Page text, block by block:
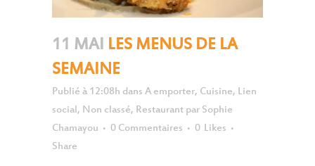
11 MAI LES MENUS DE LA
SEMAINE
Publié à 12:08h dans A emporter, Cuisine, Lien
social, Non classé, Restaurant par Sophie
Chamayou
0 Commentaires 0 Likes
Share